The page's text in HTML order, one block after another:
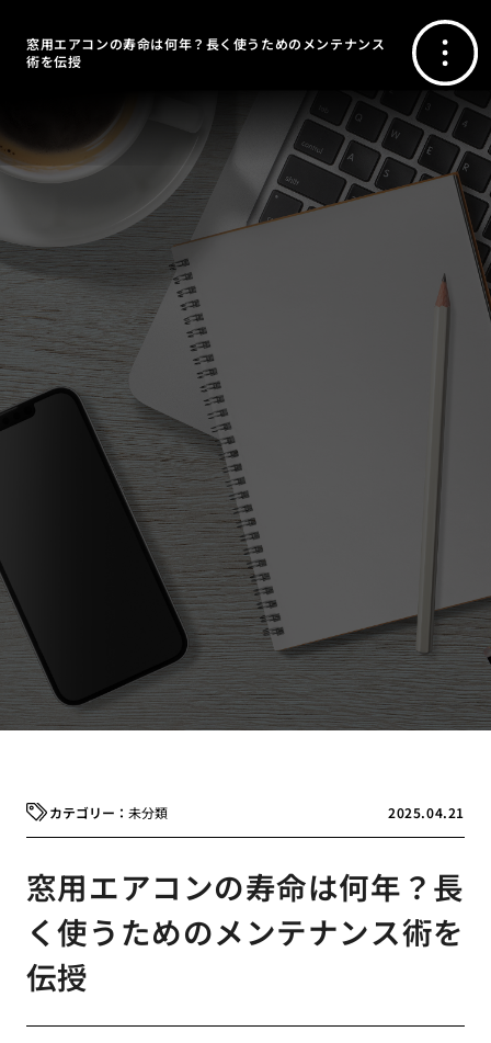
窓用エアコンの寿命は何年？長く使うためのメンテナンス
術を伝授
2025.04.21
未分類
窓用エアコンの寿命は何年？長
く使うためのメンテナンス術を
伝授